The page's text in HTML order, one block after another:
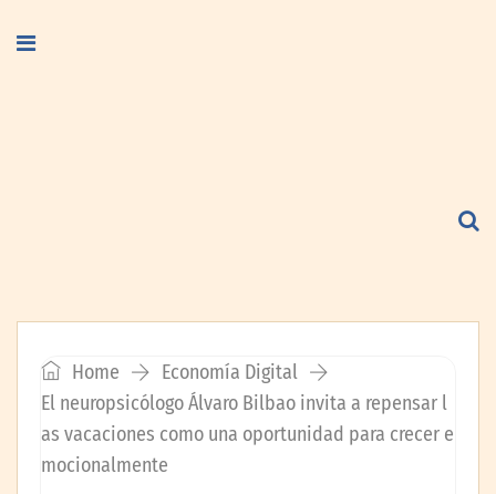
Home
Economía Digital
El neuropsicólogo Álvaro Bilbao invita a repensar l
as vacaciones como una oportunidad para crecer e
mocionalmente